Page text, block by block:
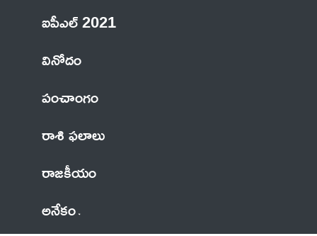
ఐపీఎల్ 2021
వినోదం
పంచాంగం
రాశి ఫలాలు
రాజకీయం
అనేకం